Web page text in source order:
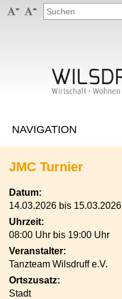
 
JMC Turnier
Datum:
14.03.2026 bis 15.03.2026
Uhrzeit:
08:00 Uhr bis 19:00 Uhr
Veranstalter:
Tanzteam Wilsdruff e.V.
Ortszusatz:
Stadt